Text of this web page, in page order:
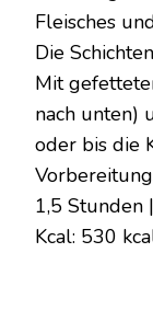
Fleisches
Die
Mit
nach unten)
oder bis die
1,5 Stunden
Kcal: 530